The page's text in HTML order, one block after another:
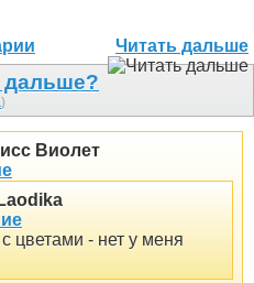
Читать дальше
дальше?
)
Виолет
Laodika
цветами - нет у меня